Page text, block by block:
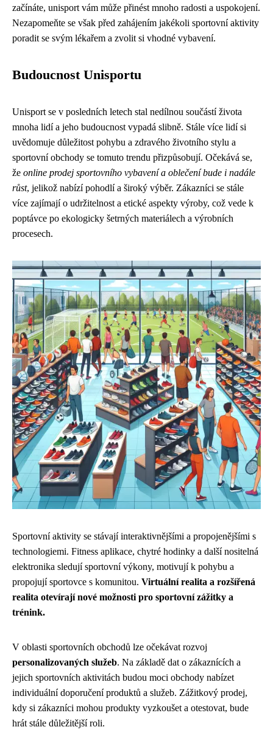
začínáte, unisport vám může přinést mnoho radosti a uspokojení.
Nezapomeňte se však před zahájením jakékoli sportovní aktivity
poradit se svým lékařem a zvolit si vhodné vybavení.
Budoucnost Unisportu
Unisport se v posledních letech stal nedílnou součástí života
mnoha lidí a jeho budoucnost vypadá slibně. Stále více lidí si
uvědomuje důležitost pohybu a zdravého životního stylu a
sportovní obchody se tomuto trendu přizpůsobují. Očekává se,
že online prodej sportovního vybavení a oblečení bude i nadále
růst, jelikož nabízí pohodlí a široký výběr. Zákazníci se stále
více zajímají o udržitelnost a etické aspekty výroby, což vede k
poptávce po ekologicky šetrných materiálech a výrobních
procesech.
Sportovní aktivity se stávají interaktivnějšími a propojenějšími s
technologiemi. Fitness aplikace, chytré hodinky a další nositelná
elektronika sledují sportovní výkony, motivují k pohybu a
propojují sportovce s komunitou. Virtuální realita a rozšířená
realita otevírají nové možnosti pro sportovní zážitky a
trénink.
V oblasti sportovních obchodů lze očekávat rozvoj
personalizovaných služeb. Na základě dat o zákaznících a
jejich sportovních aktivitách budou moci obchody nabízet
individuální doporučení produktů a služeb. Zážitkový prodej,
kdy si zákazníci mohou produkty vyzkoušet a otestovat, bude
hrát stále důležitější roli.